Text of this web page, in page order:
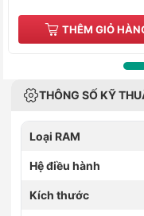
THÊM GIỎ
THÔNG SỐ KỸ
Loại RAM
Hệ điều hành
Kích thước